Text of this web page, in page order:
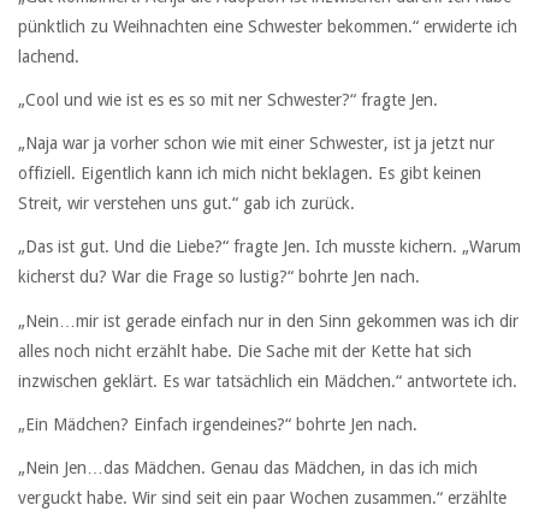
pünktlich zu Weihnachten eine Schwester bekommen.“ erwiderte ich
lachend.
„Cool und wie ist es es so mit ner Schwester?“ fragte Jen.
„Naja war ja vorher schon wie mit einer Schwester, ist ja jetzt nur
offiziell. Eigentlich kann ich mich nicht beklagen. Es gibt keinen
Streit, wir verstehen uns gut.“ gab ich zurück.
„Das ist gut. Und die Liebe?“ fragte Jen. Ich musste kichern. „Warum
kicherst du? War die Frage so lustig?“ bohrte Jen nach.
„Nein…mir ist gerade einfach nur in den Sinn gekommen was ich dir
alles noch nicht erzählt habe. Die Sache mit der Kette hat sich
inzwischen geklärt. Es war tatsächlich ein Mädchen.“ antwortete ich.
„Ein Mädchen? Einfach irgendeines?“ bohrte Jen nach.
„Nein Jen…das Mädchen. Genau das Mädchen, in das ich mich
verguckt habe. Wir sind seit ein paar Wochen zusammen.“ erzählte